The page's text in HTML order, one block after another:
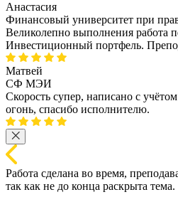
Анастасия
Финансовый университет при
Великолепно выполнения работа
Инвестиционный портфель.
Матвей
СФ МЭИ
Скорость супер, написано с
огонь, спасибо исполнителю.
Работа сделана во время,
так как не до конца раскрыта